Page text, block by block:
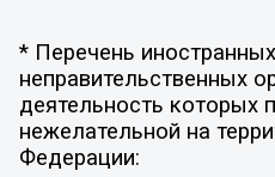
* Перечень
неправительственных
деятельность которых
нежелательной на
Федерации: